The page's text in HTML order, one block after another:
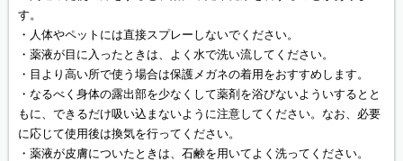
す。
・人体やペットには直接スプレーしないでください。
・薬液が目に入ったときは、よく水で洗い流してください。
・目より高い所で使う場合は保護メガネの着用をおすすめします。
・なるべく身体の露出部を少なくして薬剤を浴びないよういするとと
もに、できるだけ吸い込まないように注意してください。なお、必要
に応じて使用後は換気を行ってください。
・薬液が皮膚についたときは、石鹸を用いてよく洗ってください。